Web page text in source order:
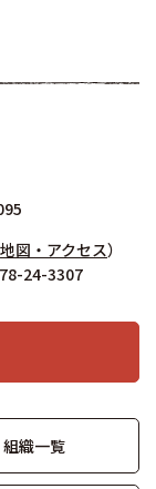
地図・アクセス）
24-3307
組織一覧